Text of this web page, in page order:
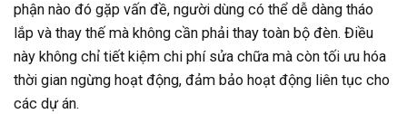
phận nào đó gặp vấn đề, người dùng có thể dễ dàng tháo
lắp và thay thế mà không cần phải thay toàn bộ đèn. Điều
này không chỉ tiết kiệm chi phí sửa chữa mà còn tối ưu hóa
thời gian ngừng hoạt động, đảm bảo hoạt động liên tục cho
các dự án.